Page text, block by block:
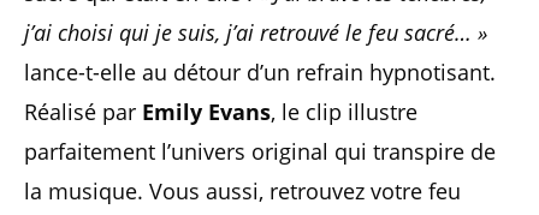
j’ai choisi qui je suis, j’ai retrouvé le feu sacré… »
lance-t-elle au détour d’un refrain hypnotisant.
Réalisé par Emily Evans, le clip illustre
parfaitement l’univers original qui transpire de
la musique. Vous aussi, retrouvez votre feu